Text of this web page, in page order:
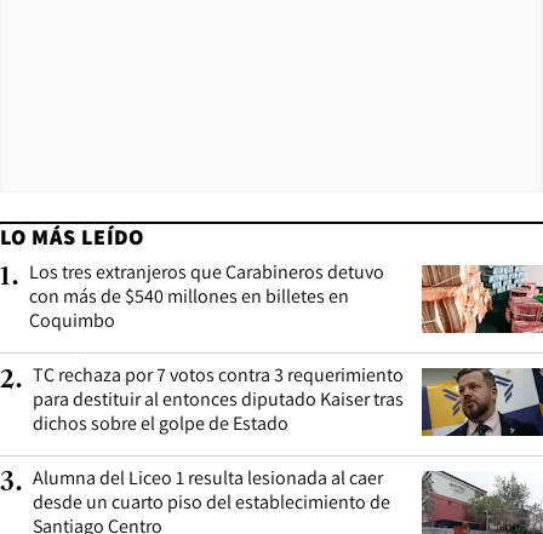
LO MÁS LEÍDO
1. Los tres extranjeros que Carabineros detuvo
con más de $540 millones en billetes en
Coquimbo
2. TC rechaza por 7 votos contra 3 requerimiento
para destituir al entonces diputado Kaiser tras
dichos sobre el golpe de Estado
3. Alumna del Liceo 1 resulta lesionada al caer
desde un cuarto piso del establecimiento de
Santiago Centro